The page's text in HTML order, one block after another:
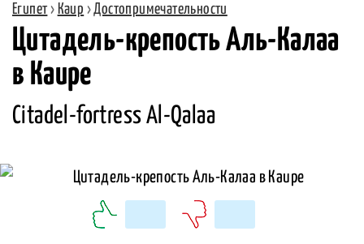
Египет› Каир ›Достопримечательности
Цитадель-крепость Аль-Калаа
в Каире
Citadel-fortress Al-Qalaa